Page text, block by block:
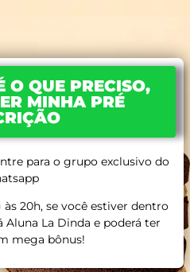
O QUE PRECISO,
MINHA PRÉ
para o grupo exclusivo do
20h, se você estiver dentro
La Dinda e poderá ter
mega bônus!